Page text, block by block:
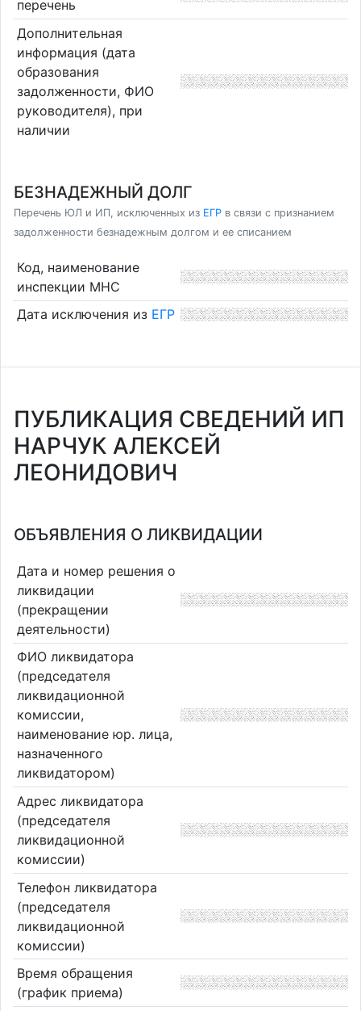
перечень
Дополнительная
информация (дата
образования
задолженности, ФИО
руководителя), при
наличии
БЕЗНАДЕЖНЫЙ ДОЛГ
Перечень ЮЛ и ИП, исключенных из ЕГР в связи с признанием
задолженности безнадежным долгом и ее списанием
Код, наименование
инспекции МНС
Дата исключения из ЕГР
ПУБЛИКАЦИЯ СВЕДЕНИЙ ИП
НАРЧУК АЛЕКСЕЙ
ЛЕОНИДОВИЧ
ОБЪЯВЛЕНИЯ О ЛИКВИДАЦИИ
Дата и номер решения о
ликвидации
(прекращении
деятельности)
ФИО ликвидатора
(председателя
ликвидационной
комиссии,
наименование юр. лица,
назначенного
ликвидатором)
Адрес ликвидатора
(председателя
ликвидационной
комиссии)
Телефон ликвидатора
(председателя
ликвидационной
комиссии)
Время обращения
(график приема)